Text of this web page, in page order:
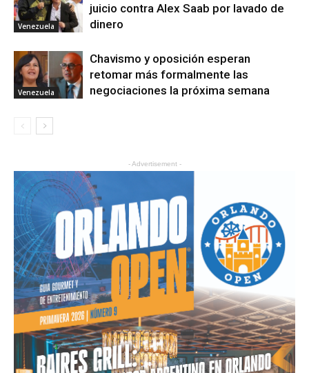
Venezuela
juicio contra Alex Saab por lavado de
dinero
Venezuela
Chavismo y oposición esperan
retomar más formalmente las
negociaciones la próxima semana
- Advertisement -